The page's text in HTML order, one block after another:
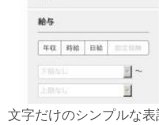
文字だけのシンプルな